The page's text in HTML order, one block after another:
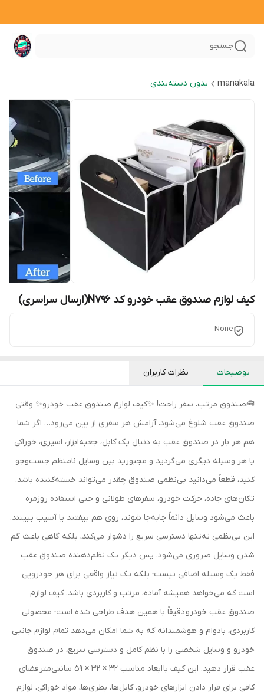
جستجو
manakala بدون دسته‌بندی
کیف لوازم صندوق عقب خودرو کد N796(ارسال سراسری)
None
توضیحات نظرات کاربران
🧰صندوق مرتب، سفر راحت! ✨کیف لوازم صندوق عقب خودرو✨ وقتی
صندوق عقب شلوغ می‌شود، آرامش هر سفری از بین می‌رود… اگر شما
هم هر بار در صندوق عقب به دنبال یک کابل، جعبه‌ابزار، اسپری، خوراکی
یا هر وسیله دیگری می‌گردید و مجبورید بین وسایل نامنظم جست‌وجو
کنید، قطعاً می‌دانید بی‌نظمی صندوق چقدر می‌تواند خسته‌کننده باشد.
تکان‌های جاده، حرکت خودرو، سفرهای طولانی و حتی استفاده روزمره
باعث می‌شود وسایل دائماً جابه‌جا شوند، روی هم بیفتند یا آسیب ببینند.
این بی‌نظمی نه‌تنها دسترسی سریع را دشوار می‌کند، بلکه گاهی باعث گم
شدن وسایل ضروری می‌شود. پس دیگر یک نظم‌دهنده صندوق عقب
فقط یک وسیله اضافی نیست؛ بلکه یک نیاز واقعی برای هر خودرویی
است که می‌خواهد همیشه آماده، مرتب و کاربردی باشد. کیف لوازم
صندوق عقب خودرو دقیقاً با همین هدف طراحی شده است؛ محصولی
کاربردی، بادوام و هوشمندانه که به شما امکان می‌دهد تمام لوازم جانبی
خودرو و وسایل شخصی را با نظم کامل و دسترسی سریع، در صندوق
عقب قرار دهید. این کیف با ابعاد مناسب 32 × 32 × 59 سانتی‌متر فضای
کافی برای قرار دادن ابزارهای خودرو، کابل‌ها، بطری‌ها، مواد خوراکی، لوازم